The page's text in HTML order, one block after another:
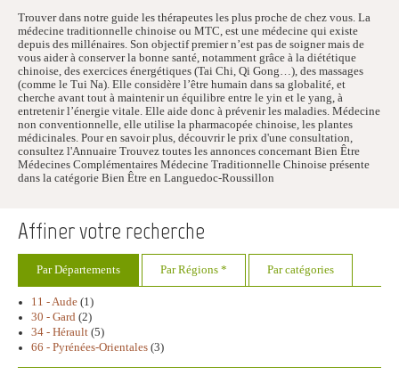
Trouver dans notre guide les thérapeutes les plus proche de chez vous. La
médecine traditionnelle chinoise ou MTC, est une médecine qui existe
depuis des millénaires. Son objectif premier n’est pas de soigner mais de
vous aider à conserver la bonne santé, notamment grâce à la diététique
chinoise, des exercices énergétiques (Tai Chi, Qi Gong…), des massages
(comme le Tui Na). Elle considère l’être humain dans sa globalité, et
cherche avant tout à maintenir un équilibre entre le yin et le yang, à
entretenir l’énergie vitale. Elle aide donc à prévenir les maladies. Médecine
non conventionnelle, elle utilise la pharmacopée chinoise, les plantes
médicinales. Pour en savoir plus, découvrir le prix d'une consultation,
consultez l'Annuaire Trouvez toutes les annonces concernant Bien Être
Médecines Complémentaires Médecine Traditionnelle Chinoise présente
dans la catégorie Bien Être en Languedoc-Roussillon
Affiner votre recherche
Par Départements Par Régions * Par catégories
11 - Aude (1)
30 - Gard (2)
34 - Hérault (5)
66 - Pyrénées-Orientales (3)